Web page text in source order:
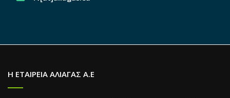
Η ΕΤΑΙΡΕΙΑ ΑΛΙΑΓΑΣ Α.Ε